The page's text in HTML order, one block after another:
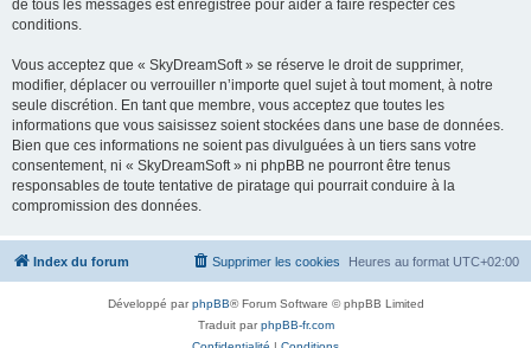
de tous les messages est enregistrée pour aider à faire respecter ces
conditions.
Vous acceptez que « SkyDreamSoft » se réserve le droit de supprimer,
modifier, déplacer ou verrouiller n’importe quel sujet à tout moment, à notre
seule discrétion. En tant que membre, vous acceptez que toutes les
informations que vous saisissez soient stockées dans une base de données.
Bien que ces informations ne soient pas divulguées à un tiers sans votre
consentement, ni « SkyDreamSoft » ni phpBB ne pourront être tenus
responsables de toute tentative de piratage qui pourrait conduire à la
compromission des données.
Index du forum Heures au format UTC+02:00
Supprimer les cookies
Développé parphpBB® Forum Software © phpBB Limited
Traduit parphpBB-fr.com